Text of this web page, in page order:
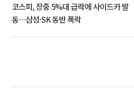
코스피, 장중 5%대 급락에 사이드카 발
동…삼성·SK 동반 폭락